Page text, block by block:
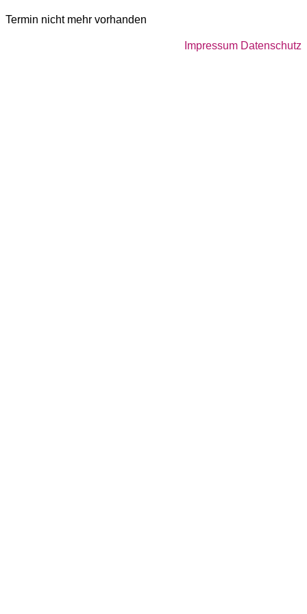
Termin nicht mehr vorhanden
Impressum Datenschutz